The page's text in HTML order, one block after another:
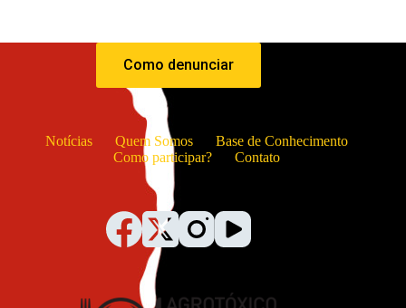
Como denunciar
Notícias Quem Somos
Base de Conhecimento
Como participar?
Contato